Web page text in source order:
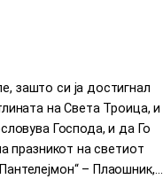
зашто си ја достигнал
на Света Троица, и
Господа, и да Го
празникот на светиот
– Плаошник,…